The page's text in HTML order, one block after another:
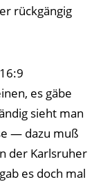
rückgängig
es gäbe
sieht man
— dazu muß
der Karlsruher
es doch mal